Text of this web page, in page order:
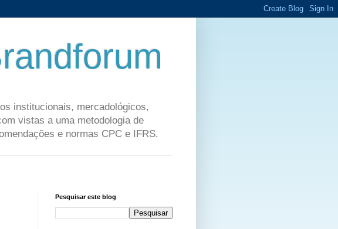
institucionais, mercadológicos,
vistas a uma metodologia de
e normas CPC e IFRS.
Pesquisar este blog